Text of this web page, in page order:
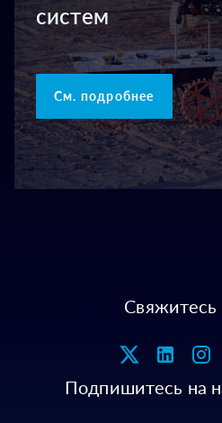
систем
См. подробнее
Свяжитесь
Подпишитесь на